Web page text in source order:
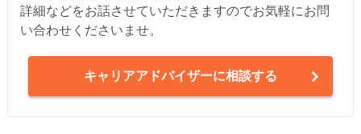
詳細などをお話させていただきますのでお気軽にお問
い合わせくださいませ。
キャリアアドバイザーに相談する